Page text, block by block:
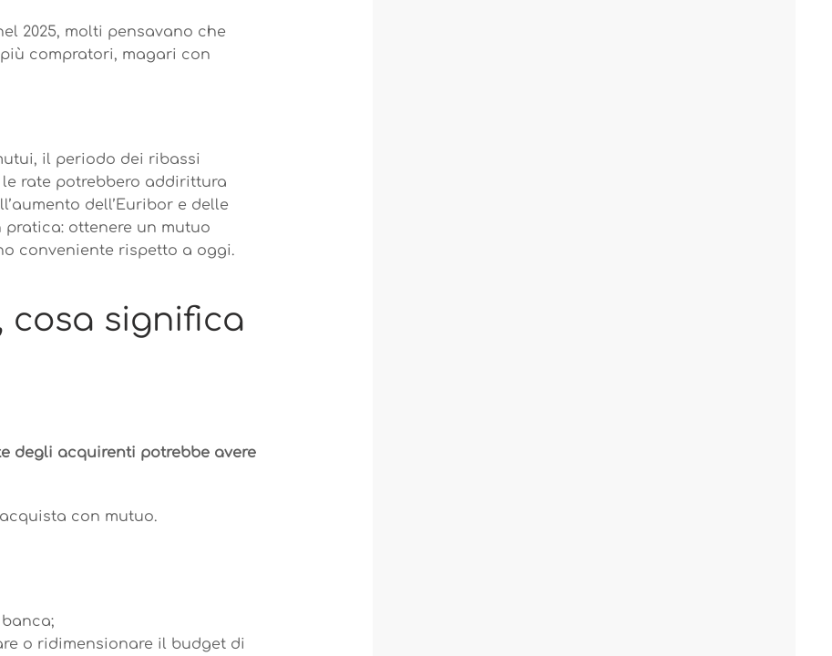
2025, molti pensavano che
compratori, magari con
il periodo dei ribassi
rate potrebbero addirittura
dell’Euribor e delle
pratica: ottenere un mutuo
conveniente rispetto a oggi.
cosa significa
degli acquirenti potrebbe avere
con mutuo.
o ridimensionare il budget di